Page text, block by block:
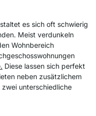
es sich oft schwierig
Meist verdunkeln
Wohnbereich
Diese lassen sich perfekt
neben zusätzlichem
unterschiedliche